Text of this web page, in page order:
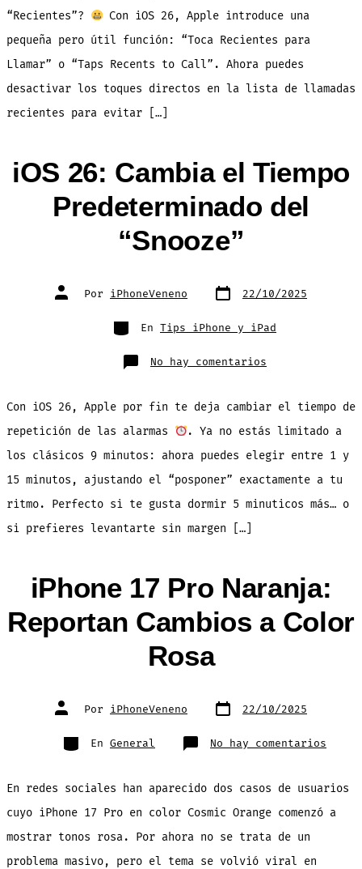
“Recientes”?
Con iOS 26, Apple introduce una
pequeña pero útil función: “Toca Recientes para
Llamar” o “Taps Recents to Call”. Ahora puedes
desactivar los toques directos en la lista de llamadas
recientes para evitar […]
iOS 26: Cambia el Tiempo
Predeterminado del
“Snooze”
Autor
de Por iPhoneVeneno Fecha
de 22/10/2025
Categorías
En Tips iPhone y iPad
No hay comentarios
iOS
Tiempo
del
“Snooze”
Con iOS 26, Apple por fin te deja cambiar el tiempo de
repetición de las alarmas
. Ya no estás limitado a
los clásicos 9 minutos: ahora puedes elegir entre 1 y
15 minutos, ajustando el “posponer” exactamente a tu
ritmo. Perfecto si te gusta dormir 5 minuticos más… o
si prefieres levantarte sin margen […]
iPhone 17 Pro Naranja:
Reportan Cambios a Color
Rosa
Autor
de Por iPhoneVeneno Fecha
de 22/10/2025
Categorías
En General No hay comentarios
a
Color
En redes sociales han aparecido dos casos de usuarios
cuyo iPhone 17 Pro en color Cosmic Orange comenzó a
mostrar tonos rosa. Por ahora no se trata de un
problema masivo, pero el tema se volvió viral en